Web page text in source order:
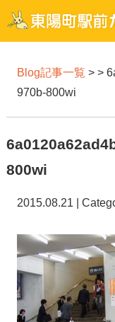
Blog記事一覧 > >
970b-800wi
800wi
2015.08.21 |